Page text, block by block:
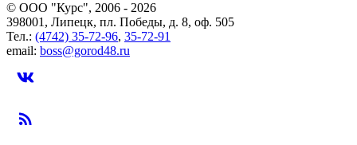
© ООО "Курс", 2006 - 2026
398001, Липецк, пл. Победы, д. 8, оф. 505
Тел.: (4742) 35-72-96, 35-72-91
email: boss@gorod48.ru